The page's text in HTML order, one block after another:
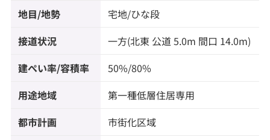
地目/地勢 宅地/ひな段
接道状況 一方(北東 公道 5.0m 間口 14.0m)
建ぺい率/容積率 50%/80%
用途地域 第一種低層住居専用
都市計画 市街化区域